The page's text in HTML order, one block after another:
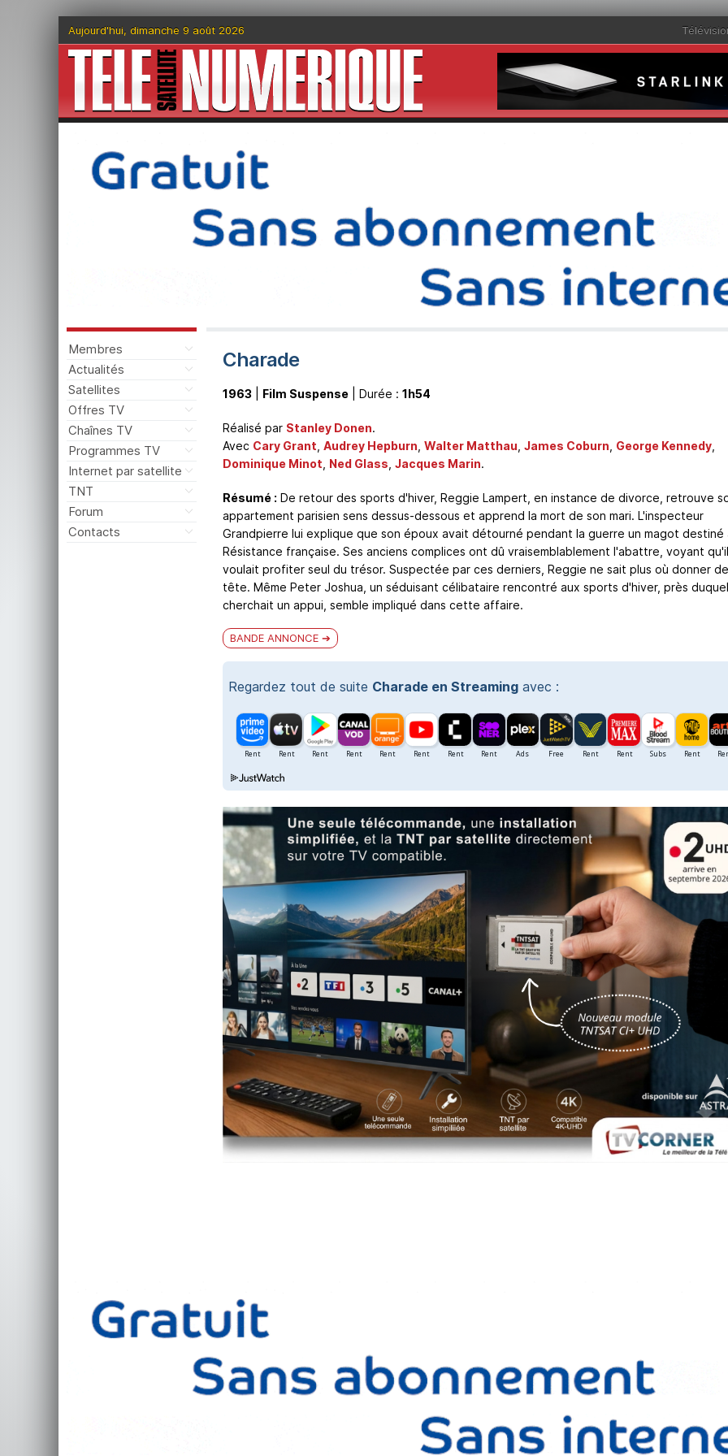
Aujourd'hui, dimanche 9 août 2026
Membres
Actualités
Satellites
Offres TV
Chaînes TV
Programmes TV
Internet par satellite
TNT
Forum
Contacts
Charade
1963| Film Suspense| Durée : 1h54
Réalisé par Stanley Donen.
Avec Cary Grant Audrey Hepburn Walter Matthau James Coburn George Kennedy,
Dominique Minot Ned Glass Jacques Marin.
Résumé : De retour des sports d'hiver, Reggie Lampert, en instance de divorce, retrouve
appartement parisien sens dessus-dessous et apprend la mort de son mari. L'inspecteur
Grandpierre lui explique que son époux avait détourné pendant la guerre un magot destiné
Résistance française. Ses anciens complices ont dû vraisemblablement l'abattre, voyant qu'il
voulait profiter seul du trésor. Suspectée par ces derniers, Reggie ne sait plus où donner
tête. Même Peter Joshua, un séduisant célibataire rencontré aux sports d'hiver, près
cherchait un appui, semble impliqué dans cette affaire.
BANDE ANNONCE
Regardez tout de suite Charade en Streamingavec :